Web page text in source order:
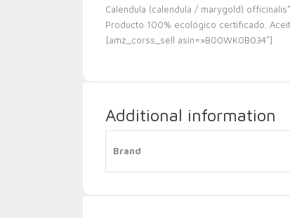
Calendula (calendula / marygold)
Producto 100% ecológico certificado.
[amz_corss_sell asin=»B00WK0B034″]
Additional information
Brand